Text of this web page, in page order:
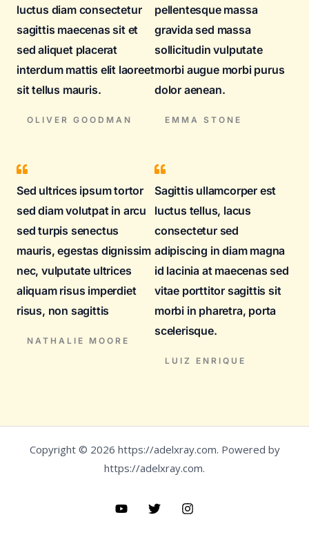
luctus diam consectetur
sagittis maecenas sit et
sed aliquet placerat
interdum mattis elit laoreet
sit tellus mauris.
OLIVER GOODMAN
pellentesque massa
gravida sed massa
sollicitudin vulputate
morbi augue morbi purus
dolor aenean.
EMMA STONE
Sed ultrices ipsum tortor
sed diam volutpat in arcu
sed turpis senectus
mauris, egestas dignissim
nec, vulputate ultrices
aliquam risus imperdiet
risus, non sagittis
NATHALIE MOORE
Sagittis ullamcorper est
luctus tellus, lacus
consectetur sed
adipiscing in diam magna
id lacinia at maecenas sed
vitae porttitor sagittis sit
morbi in pharetra, porta
scelerisque.
LUIZ ENRIQUE
Copyright © 2026 https://adelxray.com. Powered by
https://adelxray.com.